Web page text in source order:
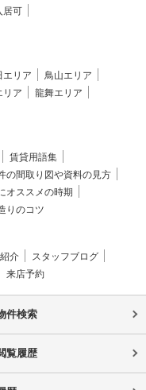
居可
エリア
鳥山エリア
リア
龍舞エリア
賃貸用語集
の間取り図や資料の見方
オススメの時期
りのコツ
介
スタッフブログ
来店予約
件検索
覧履歴